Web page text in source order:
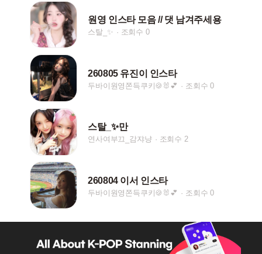
원영 인스타 모음 // 댓 남겨주세용
스탈_✨ 조회수 0
260805 유진이 인스타
두바이원영쫀득쿠키🍪🐰💕 조회수 0
스탈_✨️만
연사여부끄_감쟈냥 조회수 2
260804 이서 인스타
두바이원영쫀득쿠키🍪🐰💕 조회수 0